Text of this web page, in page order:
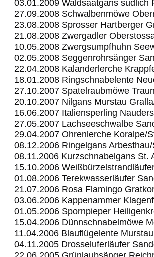
03.01.2009 Waldsaatgans südlich
27.09.2008 Schwalbenmöwe
23.08.2008 Sprosser Hartberger
21.08.2008 Zwergadler
10.05.2008 Zwergsumpfhuhn
02.05.2008 Seggenrohrsänger
22.04.2008 Kalanderlerche
18.01.2008 Ringschnabelente
27.10.2007 Spatelraubmöwe
20.10.2007 Nilgans Murstau
16.06.2007 Italiensperling
27.05.2007 Lachseeschwalbe
29.04.2007 Ohrenlerche Koralpe/
08.12.2006 Ringelgans
08.11.2006 Kurzschnabelgans St.
15.10.2006
01.08.2006 Terekwasserläufer
21.07.2006 Rosa Flamingo
03.06.2006 Kappenammer
01.05.2006 Spornpieper
15.04.2006 Dünnschnabelmöwe
11.04.2006 Blauflügelente
04.11.2005 Drosseluferläufer
22.06.2005 Grünlaubsänger